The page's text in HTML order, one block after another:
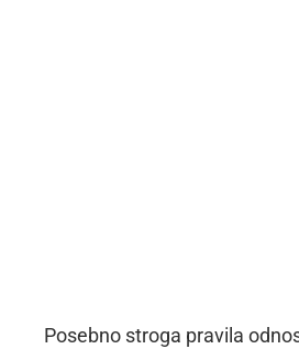
Posebno stroga pravila